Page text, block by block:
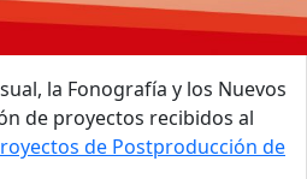
la Fonografía y los Nuevos
de proyectos recibidos al
de Postproducción de